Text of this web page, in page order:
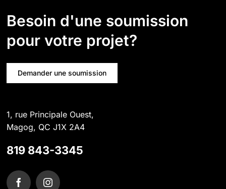
Besoin d'une soumission
pour votre projet?
Demander une soumission
1, rue Principale Ouest,
Magog, QC J1X 2A4
819 843-3345